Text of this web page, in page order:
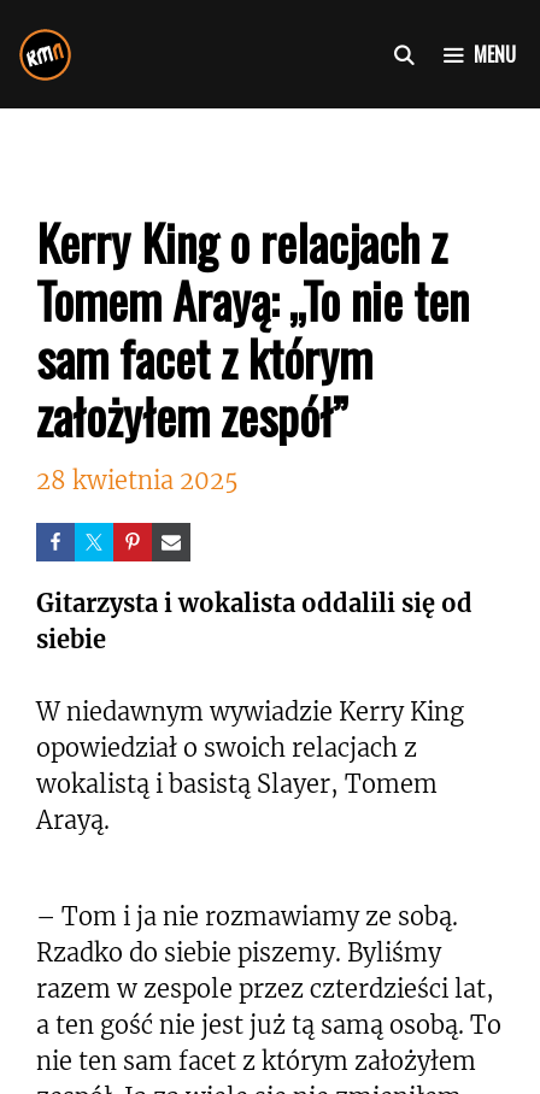
do
treści
MENU
Kerry King o relacjach z
Tomem Arayą: „To nie ten
sam facet z którym
założyłem zespół”
28 kwietnia 2025
Gitarzysta i wokalista oddalili się od
siebie
W niedawnym wywiadzie Kerry King
opowiedział o swoich relacjach z
wokalistą i basistą Slayer, Tomem
Arayą.
– Tom i ja nie rozmawiamy ze sobą.
Rzadko do siebie piszemy. Byliśmy
razem w zespole przez czterdzieści lat,
a ten gość nie jest już tą samą osobą. To
nie ten sam facet z którym założyłem